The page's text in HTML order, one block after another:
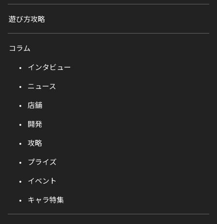
遊び方攻略
コラム
インタビュー
ニュース
店舗
開発
攻略
プライズ
イベント
キャラ特集